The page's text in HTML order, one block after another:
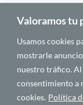
Valoramos tu
Usamos cookies
mostrarle
nuestro tráfico. Al
consentimiento a
cookies. Política
Blog
Quiénes
Autores
Español